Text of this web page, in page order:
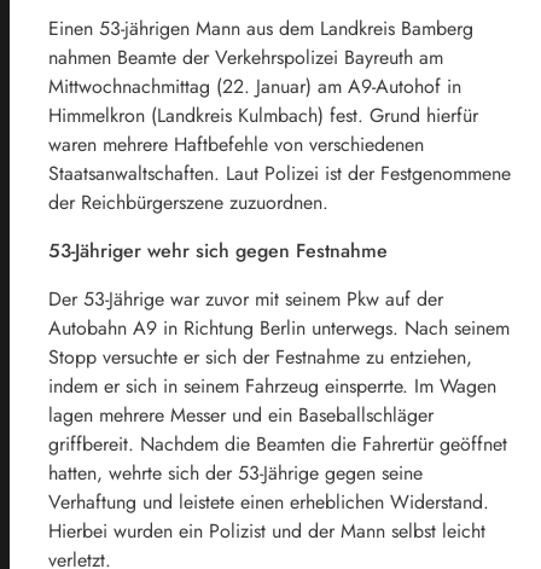
Einen 53-jährigen Mann aus dem Landkreis Bamberg
nahmen Beamte der Verkehrspolizei Bayreuth am
Mittwochnachmittag (22. Januar) am A9-Autohof in
Himmelkron (Landkreis Kulmbach) fest. Grund hierfür
waren mehrere Haftbefehle von verschiedenen
Staatsanwaltschaften. Laut Polizei ist der Festgenommene
der Reichbürgerszene zuzuordnen.
53-Jähriger wehr sich gegen Festnahme
Der 53-Jährige war zuvor mit seinem Pkw auf der
Autobahn A9 in Richtung Berlin unterwegs. Nach seinem
Stopp versuchte er sich der Festnahme zu entziehen,
indem er sich in seinem Fahrzeug einsperrte. Im Wagen
lagen mehrere Messer und ein Baseballschläger
griffbereit. Nachdem die Beamten die Fahrertür geöffnet
hatten, wehrte sich der 53-Jährige gegen seine
Verhaftung und leistete einen erheblichen Widerstand.
Hierbei wurden ein Polizist und der Mann selbst leicht
verletzt.